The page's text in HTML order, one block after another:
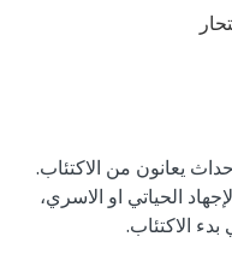
يعانون من الاكتئاب.
الحياتي او الاسري،
الاكتئاب.